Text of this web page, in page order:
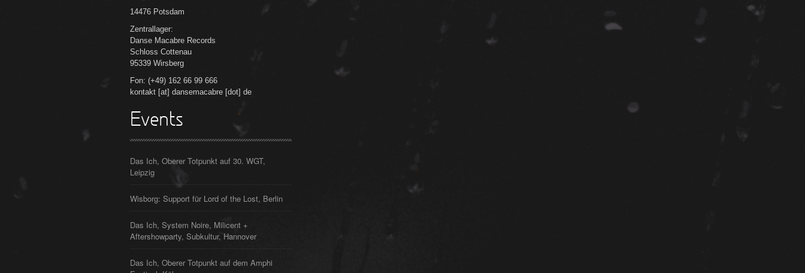
14476 Potsdam
Zentrallager:
Danse Macabre Records
Schloss Cottenau
95339 Wirsberg
Fon: (+49) 162 66 99 666
kontakt [at] dansemacabre [dot] de
Events
Das Ich, Oberer Totpunkt auf 30. WGT,
Leipzig
Wisborg: Support für Lord of the Lost, Berlin
Das Ich, System Noire, Milicent +
Aftershowparty, Subkultur, Hannover
Das Ich, Oberer Totpunkt auf dem Amphi